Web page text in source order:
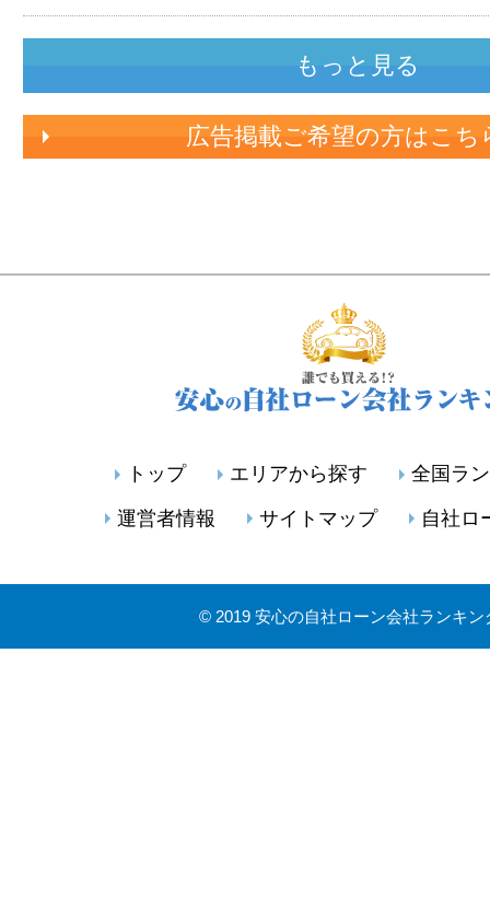
もっと見る
広告掲載ご希望の方はこち
トップ エリアから探す 全国ラ
運営者情報 サイトマップ 自社ロ
© 2019 安心の自社ローン会社ランキン